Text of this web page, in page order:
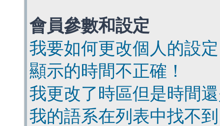
會員參數和設定
我要如何更改個人的設
顯示的時間不正確！
我更改了時區但是時間
我的語系在列表中找不